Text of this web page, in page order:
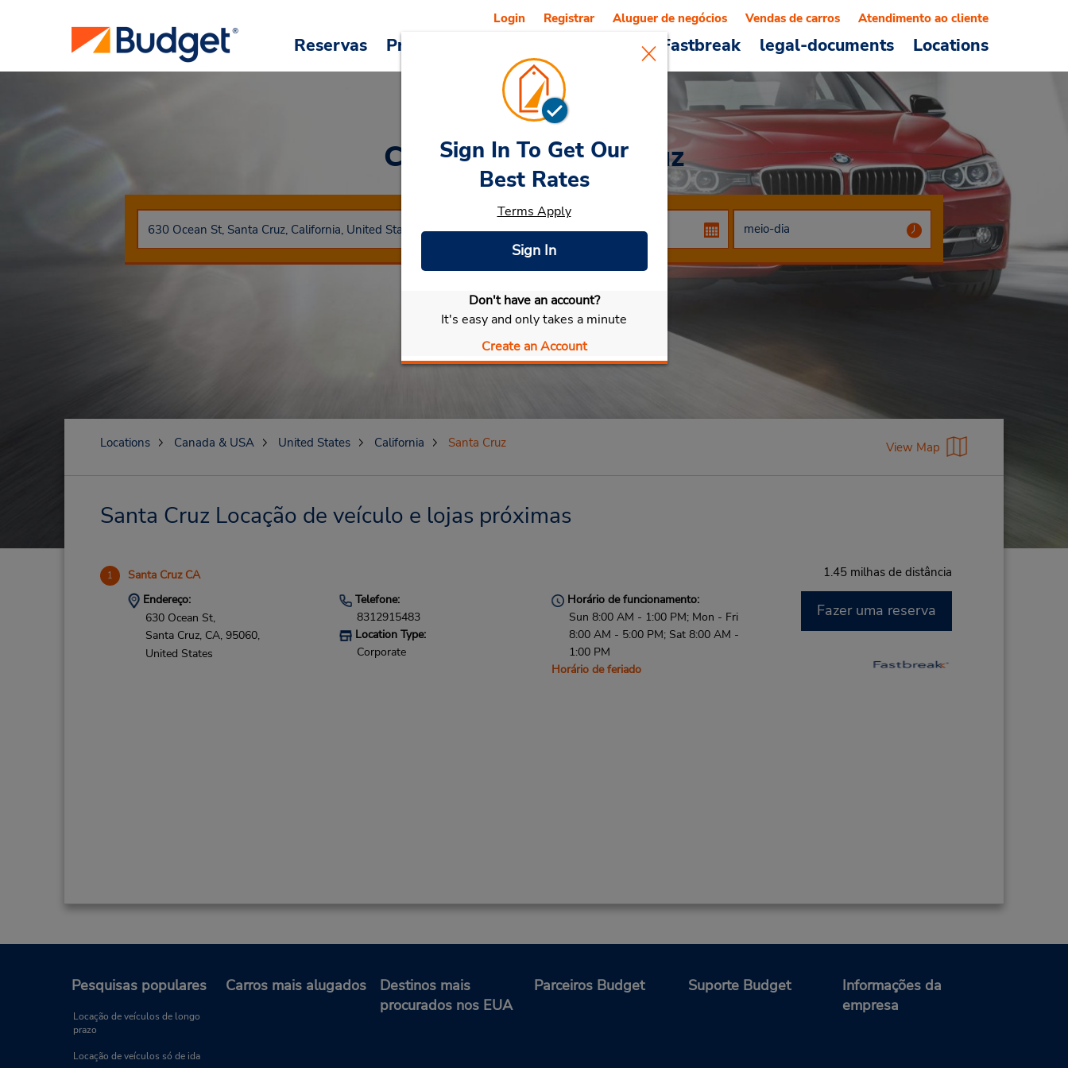
Reservas Promoções Veículos e serviços Fastbreak legal-documents Locations
Login Registrar Aluguer de negócios Vendas de carros Atendimento ao cliente
Car RentalSanta Cruz
Selecionar meu carro
Sign In To Get Our
Best Rates
Terms Apply
Sign In
Don't have an account?
It's easy and only takes a minute
Create an Account
Locations Canada & USA United States California Santa Cruz View Map
Santa Cruz Locação de veículo e lojas próximas
1 Santa Cruz CA 1.45 milhas de distância
Endereço:
630 Ocean St,
Santa Cruz, CA, 95060,
United States
Telefone:
8312915483
Location Type:
Corporate
Horário de funcionamento:
Sun 8:00 AM - 1:00 PM; Mon - Fri
8:00 AM - 5:00 PM; Sat 8:00 AM -
1:00 PM
Horário de feriado
Fazer uma reserva
Pesquisas populares
Locação de veículos de longo
prazo
Locação de veículos só de ida
Carros mais alugados
Destinos mais
procurados nos EUA
Parceiros Budget Suporte Budget
Informações da
empresa